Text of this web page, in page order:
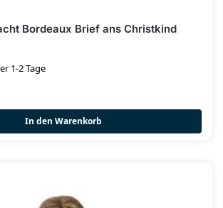
Bordeaux Brief ans Christkind
1-2 Tage
In den Warenkorb